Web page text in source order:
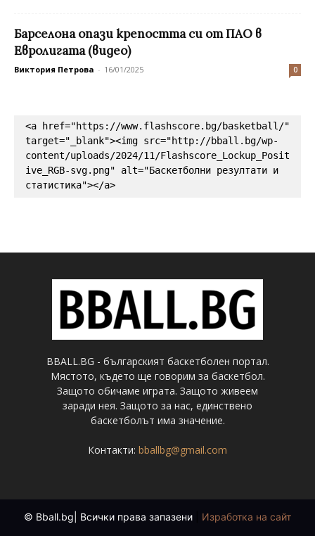
Барселона опази крепостта си от ПАО в
Евролигата (видео)
Виктория Петрова - 16/01/2025 0
<a href="https://www.flashscore.bg/basketball/"
target="_blank"><img src="http://bball.bg/wp-
content/uploads/2024/11/Flashscore_Lockup_Posit
ive_RGB-svg.png" alt="Баскетболни резултати и
статистика"></a>
BBALL.BG - българският баскетболен портал.
Мястото, където ще говорим за баскетбол.
Защото обичаме играта. Защото живеем
заради нея. Защото за нас, единствено
баскетболът има значение.
Контакти: bballbg@gmail.com
© Bball.bg| Всички права запазени Изработка на сайт